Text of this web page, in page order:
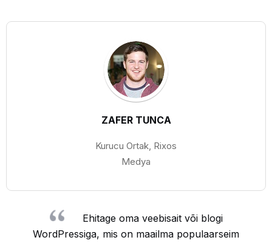
ZAFER TUNCA
Kurucu Ortak, Rixos
Medya
Ehitage oma veebisait või blogi
WordPressiga, mis on maailma populaarseim